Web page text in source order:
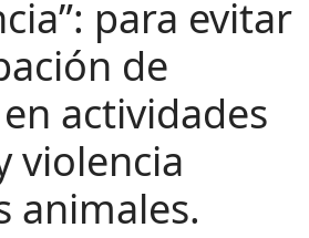
para evitar
de
actividades
violencia
animales.